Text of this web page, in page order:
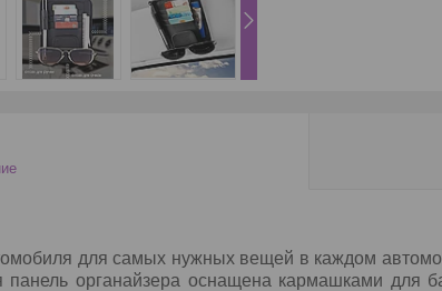
для самых нужных вещей в каждом
органайзера оснащена кармашками для